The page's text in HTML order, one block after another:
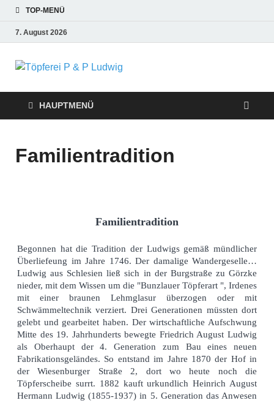
TOP-MENÜ
7. August 2026
HAUPTMENÜ
Familientradition
Familientradition
Begonnen hat die Tradition der Ludwigs gemäß mündlicher
Überliefeung im Jahre 1746. Der damalige Wandergeselle…
Ludwig aus Schlesien ließ sich in der Burgstraße zu Görzke
nieder, mit dem Wissen um die "Bunzlauer Töpferart ", Irdenes
mit einer braunen Lehmglasur überzogen oder mit
Schwämmeltechnik verziert. Drei Generationen müssten dort
gelebt und gearbeitet haben. Der wirtschaftliche Aufschwung
Mitte des 19. Jahrhunderts bewegte Friedrich August Ludwig
als Oberhaupt der 4. Generation zum Bau eines neuen
Fabrikationsgeländes. So entstand im Jahre 1870 der Hof in
der Wiesenburger Straße 2, dort wo heute noch die
Töpferscheibe surrt. 1882 kauft urkundlich Heinrich August
Hermann Ludwig (1855-1937) in 5. Generation das Anwesen